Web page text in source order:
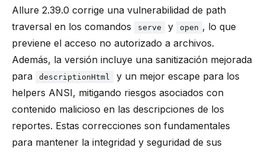
Allure 2.39.0 corrige una vulnerabilidad de path
traversal en los comandos
serve y open , lo que
previene el acceso no autorizado a archivos.
Además, la versión incluye una sanitización mejorada
para
descriptionHtml
y un mejor escape para los
helpers ANSI, mitigando riesgos asociados con
contenido malicioso en las descripciones de los
reportes. Estas correcciones son fundamentales
para mantener la integridad y seguridad de sus